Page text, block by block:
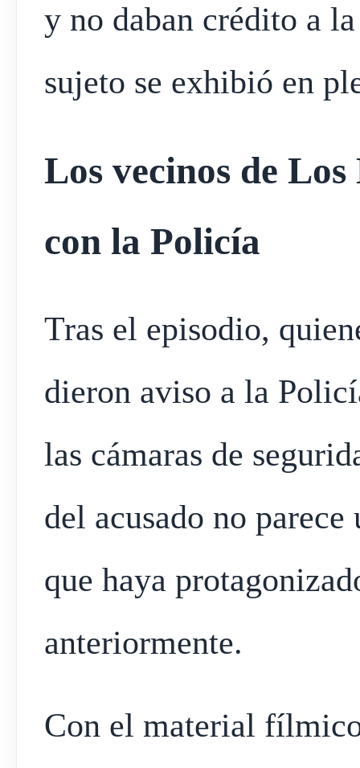
y no daban crédito a
sujeto se exhibió en
Los vecinos de
con la Policía
Tras el episodio,
dieron aviso a la
las cámaras de
del acusado no
que haya
anteriormente.
Con el material